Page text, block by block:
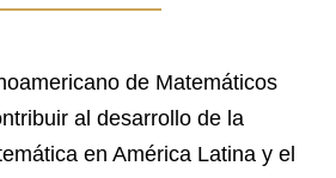
de Matemáticos
al desarrollo de la
en América Latina y el